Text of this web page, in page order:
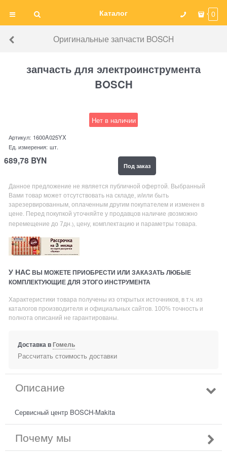
Каталог 0
Оригинальные запчасти BOSCH
запчасть для электроинструмента
BOSCH
Нет в наличии
Артикул: 1600A025YX
Ед. измерения: шт.
689,78 BYN Под заказ
Данное предложение не является публичной офертой. Выбранный
Вами товар может отсутствовать на складе, и/или быть
зарезервированным, оплаченным другим покупателем и изменен в
цене. Перед покупкой уточняйте у продавцов наличие(возможно
перемещение до 7дн .) , цену, комплектацию и параметры товара.
У НАС ВЫ МОЖЕТЕ ПРИОБРЕСТИ ИЛИ ЗАКАЗАТЬ ЛЮБЫЕ
КОМПЛЕКТУЮЩИЕ ДЛЯ ЭТОГО ИНСТРУМЕНТА
Характеристики товара получены из открытых источников, в т.ч. из
каталогов производителя и официальных сайтов. 100% точность и
полнота описаний не гарантированы.
Доставка вГомель
Рассчитать стоимость доставки
Описание
Сервисный центр BOSCH-Makita
Почему мы